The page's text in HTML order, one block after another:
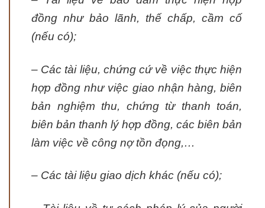
đồng như bảo lãnh, thế chấp, cầm cố
(nếu có);
– Các tài liệu, chứng cứ về việc thực hiện
hợp đồng như việc giao nhận hàng, biên
bản nghiệm thu, chứng từ thanh toán,
biên bản thanh lý hợp đồng, các biên bản
làm việc về công nợ tồn đọng,…
– Các tài liệu giao dịch khác (nếu có);